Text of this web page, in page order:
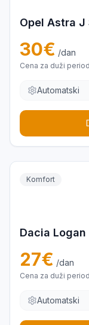
Opel Astra J
30€ /dan
Cena za duži period
Automatski
Komfort
Dacia Logan
27€ /dan
Cena za duži period
Automatski